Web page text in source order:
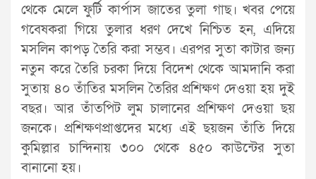
থেকে মেলে ফুর্টি কার্পাস জাতের তুলা গাছ। খবর পেয়ে
গবেষকরা গিয়ে তুলার ধরণ দেখে নিশ্চিত হন, এদিয়ে
মসলিন কাপড় তৈরি করা সম্ভব। এরপর সুতা কাটার জন্য
নতুন করে তৈরি চরকা দিয়ে বিদেশ থেকে আমদানি করা
সুতায় ৪০ তাঁতির মসলিন তৈরির প্রশিক্ষণ দেওয়া হয় দুই
বছর। আর তাঁতপিট লুম চালানের প্রশিক্ষণ দেওয়া ছয়
জনকে। প্রশিক্ষণপ্রাপ্তদের মধ্যে এই ছয়জন তাঁতি দিয়ে
কুমিল্লার চান্দিনায় ৩০০ থেকে ৪৫০ কাউন্টের সুতা
বানানো হয়।